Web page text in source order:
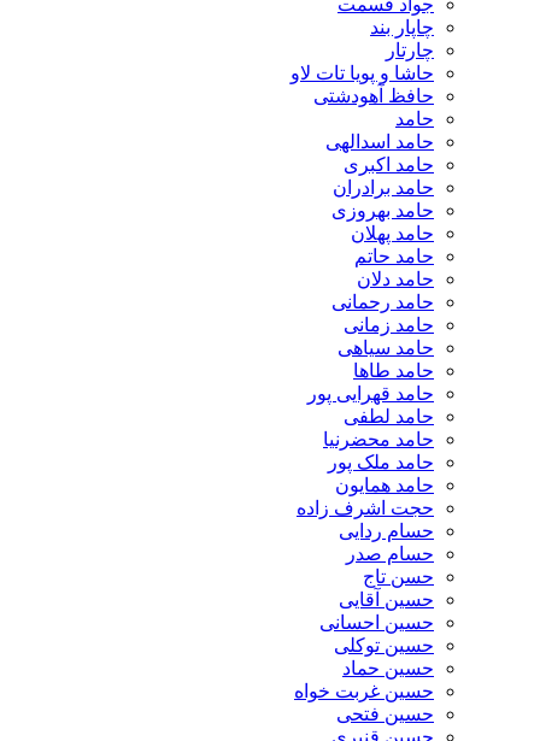
جواد قسمت
چاپار بند
چارتار
حاشا و پویا تات لاو
حافظ آهودشتی
حامد
حامد اسدالهی
حامد اکبری
حامد برادران
حامد بهروزی
حامد پهلان
حامد حاتم
حامد دلان
حامد رحمانی
حامد زمانی
حامد سیاهی
حامد طاها
حامد قهرایی پور
حامد لطفی
حامد محضرنیا
حامد ملک پور
حامد همایون
حجت اشرف زاده
حسام ردایی
حسام صدر
حسن تاج
حسین آقایی
حسین احسانی
حسین توکلی
حسین حماد
حسین غربت خواه
حسین فتحی